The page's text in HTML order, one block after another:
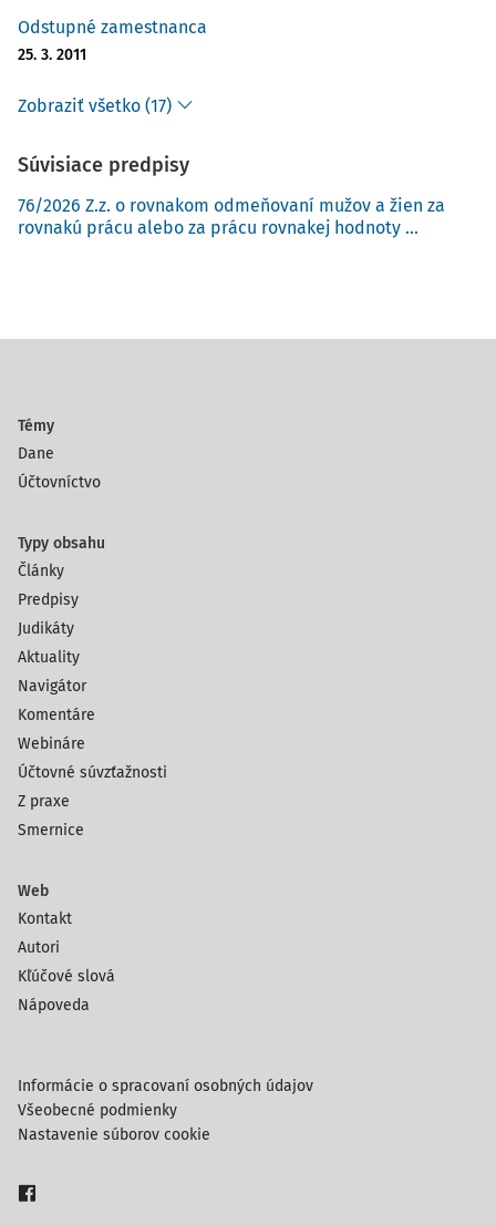
Odstupné zamestnanca
25. 3. 2011
Zobraziť všetko (17)
Súvisiace predpisy
76/2026 Z.z. o rovnakom odmeňovaní mužov a žien za
rovnakú prácu alebo za prácu rovnakej hodnoty ...
Témy
Dane
Účtovníctvo
Typy obsahu
Články
Predpisy
Judikáty
Aktuality
Navigátor
Komentáre
Webináre
Účtovné súvzťažnosti
Z praxe
Smernice
Web
Kontakt
Autori
Kľúčové slová
Nápoveda
Informácie o spracovaní osobných údajov
Všeobecné podmienky
Nastavenie súborov cookie